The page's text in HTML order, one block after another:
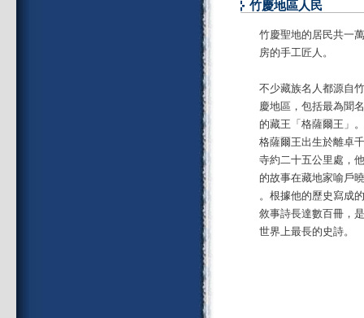
竹慶地區人民
竹慶聖地的居民共一
房的手工匠人。
不少藏族名人都源自竹
慶地區，包括最為聞名
的藏王「格薩爾王」。
格薩爾王出生於離卓千
寺約二十五公里處，他
的故事在藏地家喻戶曉
。根據他的歷史寫成的
敘事詩長達數百冊，是
世界上最長的史詩。